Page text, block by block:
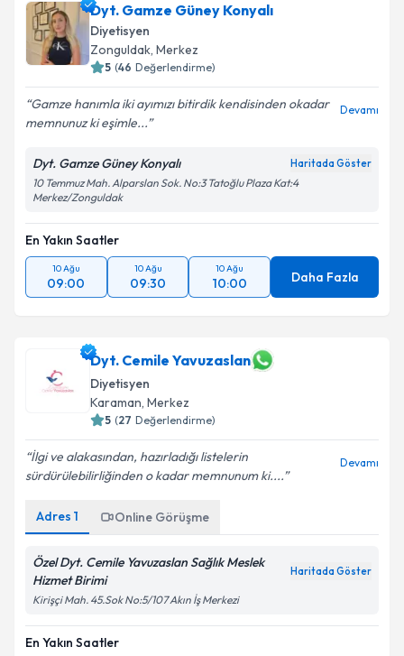
Dyt. Gamze Güney Konyalı
Diyetisyen
Zonguldak, Merkez
5 (46 Değerlendirme)
Gamze hanımla iki ayımızı bitirdik kendisinden okadar
memnunuz ki eşimle...
Devamı
Dyt. Gamze Güney Konyalı Haritada Göster
10 Temmuz Mah. Alparslan Sok. No:3 Tatoğlu Plaza Kat:4
Merkez/Zonguldak
En Yakın Saatler
10 Ağu
09:00
10 Ağu
09:30
10 Ağu
10:00 Daha Fazla
Dyt. Cemile Yavuzaslan
Diyetisyen
Karaman, Merkez
5 (27 Değerlendirme)
İlgi ve alakasından, hazırladığı listelerin
sürdürülebilirliğinden o kadar memnunum ki....
Devamı
Adres 1 Online Görüşme
Özel Dyt. Cemile Yavuzaslan Sağlık Meslek
Hizmet Birimi
Haritada Göster
Kirişçi Mah. 45.Sok No:5/107 Akın İş Merkezi
En Yakın Saatler